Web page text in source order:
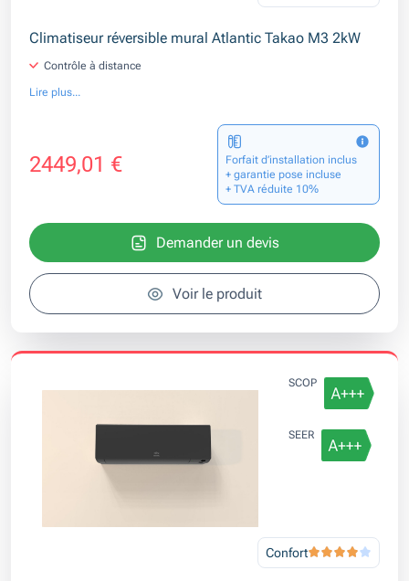
Climatiseur réversible mural Atlantic Takao M3 2kW
Contrôle à distance
Lire plus...
2449,01 €
Forfait d’installation inclus
+ garantie pose incluse
+ TVA réduite 10%
Demander un devis
Voir le produit
SCOP
SEER
Confort